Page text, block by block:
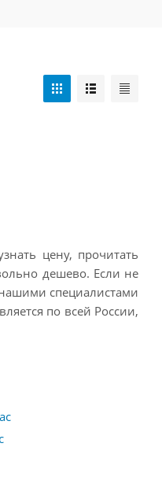
цену, прочитать
дешево. Если не
специалистами
по всей России,